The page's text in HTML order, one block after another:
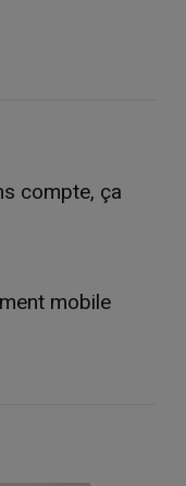
compte, ça
mobile